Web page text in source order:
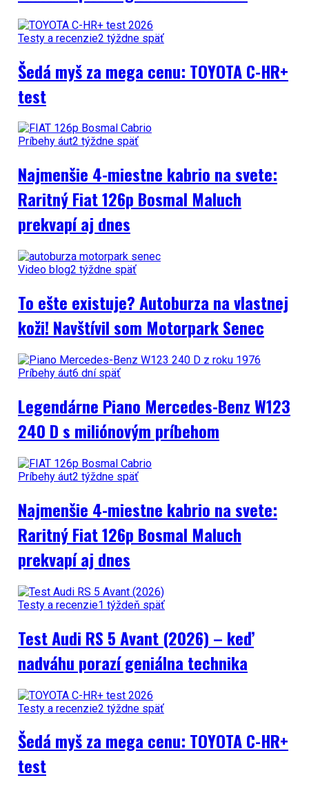
Testy a recenzie2 týždne späť
Šedá myš za mega cenu: TOYOTA C-HR+
test
Príbehy áut2 týždne späť
Najmenšie 4-miestne kabrio na svete:
Raritný Fiat 126p Bosmal Maluch
prekvapí aj dnes
Video blog2 týždne späť
To ešte existuje? Autoburza na vlastnej
koži! Navštívil som Motorpark Senec
Príbehy áut6 dní späť
Legendárne Piano Mercedes-Benz W123
240 D s miliónovým príbehom
Príbehy áut2 týždne späť
Najmenšie 4-miestne kabrio na svete:
Raritný Fiat 126p Bosmal Maluch
prekvapí aj dnes
Testy a recenzie1 týždeň späť
Test Audi RS 5 Avant (2026) – keď
nadváhu porazí geniálna technika
Testy a recenzie2 týždne späť
Šedá myš za mega cenu: TOYOTA C-HR+
test